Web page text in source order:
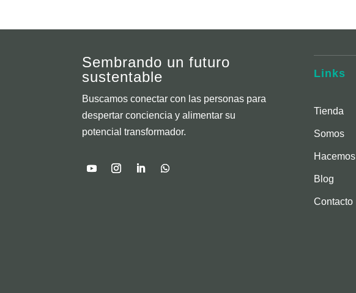
Sembrando un futuro
sustentable
Buscamos conectar con las personas para
despertar conciencia y alimentar su
potencial transformador.
Links
Tienda
Somos
Hacemos
Blog
Contacto